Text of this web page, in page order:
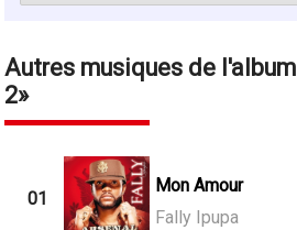
Autres musiques de l'album
2
01
Mon Amour
Fally Ipupa